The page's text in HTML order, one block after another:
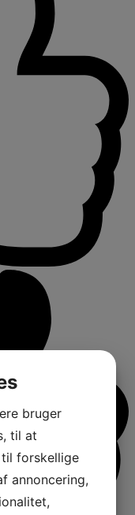
bruger
til at
forskellige
annoncering,